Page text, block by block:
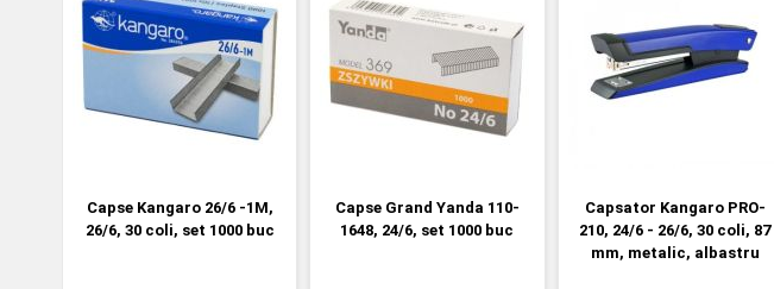
Capse Kangaro 26/6 -1M,
26/6, 30 coli, set 1000 buc
Capse Grand Yanda 110-
1648, 24/6, set 1000 buc
Capsator Kangaro PRO-
210, 24/6 - 26/6, 30 coli, 87
mm, metalic, albastru